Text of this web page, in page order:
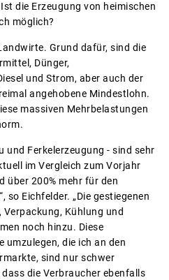
die Erzeugung von heimischen
möglich?
Grund dafür, sind die
Dünger,
und Strom, aber auch der
angehobene Mindestlohn.
massiven Mehrbelastungen
und Ferkelerzeugung - sind sehr
im Vergleich zum Vorjahr
über 200% mehr für den
Eichfelder. „Die gestiegenen
Kühlung und
noch hinzu. Diese
umzulegen, die ich an den
sind nur schwer
die Verbraucher ebenfalls